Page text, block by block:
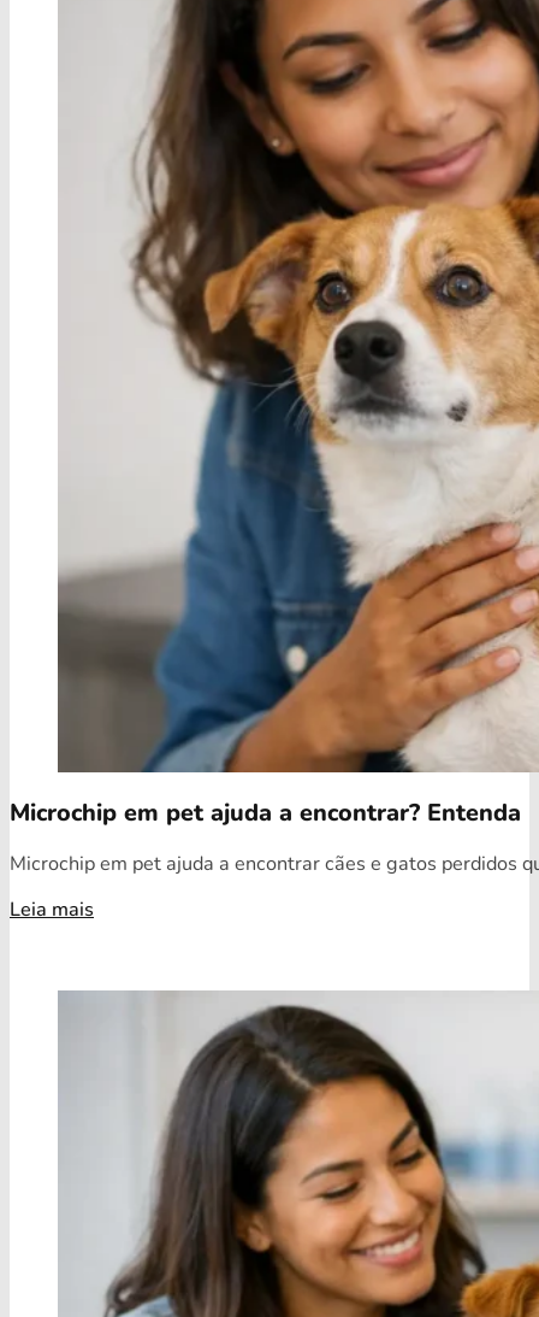
Microchip em pet ajuda a encontrar? Entenda
Microchip em pet ajuda a encontrar cães e gatos perdidos
Leia mais